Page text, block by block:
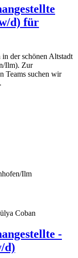
d) für
der schönen Altstadt
Ilm). Zur
Teams suchen wir
Ilm
Coban
-
d)